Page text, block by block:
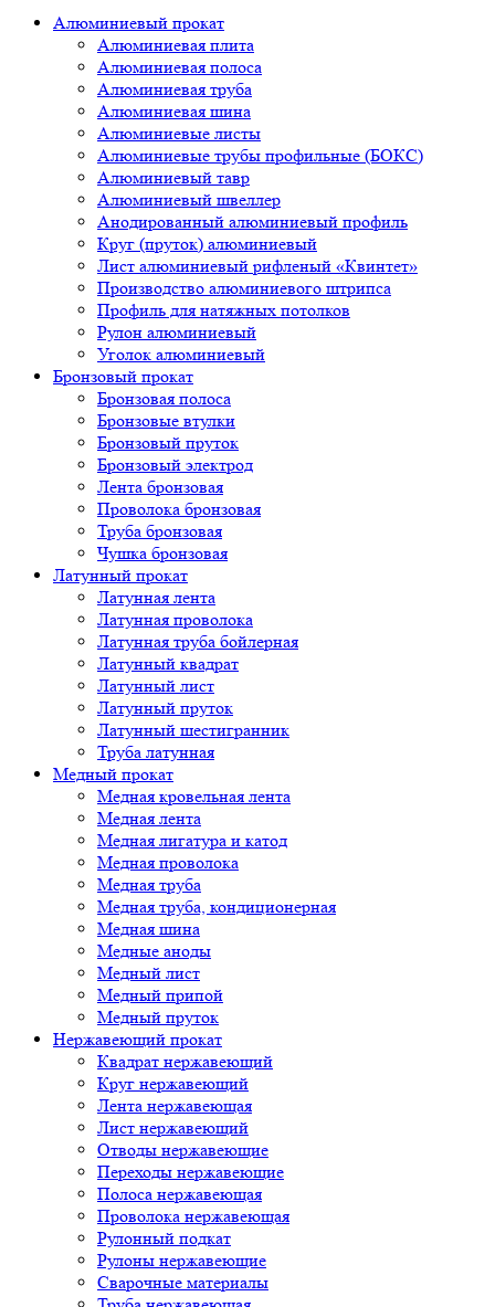
Алюминиевый прокат
Алюминиевая плита
Алюминиевая полоса
Алюминиевая труба
Алюминиевая шина
Алюминиевые листы
Алюминиевые трубы профильные (БОКС)
Алюминиевый тавр
Алюминиевый швеллер
Анодированный алюминиевый профиль
Круг (пруток) алюминиевый
Лист алюминиевый рифленый «Квинтет»
Производство алюминиевого штрипса
Профиль для натяжных потолков
Рулон алюминиевый
Уголок алюминиевый
Бронзовый прокат
Бронзовая полоса
Бронзовые втулки
Бронзовый пруток
Бронзовый электрод
Лента бронзовая
Проволока бронзовая
Труба бронзовая
Чушка бронзовая
Латунный прокат
Латунная лента
Латунная проволока
Латунная труба бойлерная
Латунный квадрат
Латунный лист
Латунный пруток
Латунный шестигранник
Труба латунная
Медный прокат
Медная кровельная лента
Медная лента
Медная лигатура и катод
Медная проволока
Медная труба
Медная труба, кондиционерная
Медная шина
Медные аноды
Медный лист
Медный припой
Медный пруток
Нержавеющий прокат
Квадрат нержавеющий
Круг нержавеющий
Лента нержавеющая
Лист нержавеющий
Отводы нержавеющие
Переходы нержавеющие
Полоса нержавеющая
Проволока нержавеющая
Рулонный подкат
Рулоны нержавеющие
Сварочные материалы